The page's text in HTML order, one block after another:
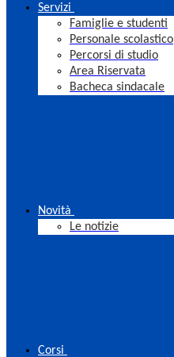
Servizi
Famiglie e studenti
Personale scolastico
Percorsi di studio
Area Riservata
Bacheca sindacale
Novità
Le notizie
Corsi